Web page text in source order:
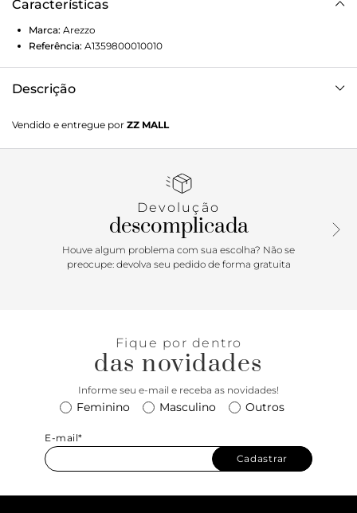
Características
Marca: Arezzo
Referência: A1359800010010
Descrição
prata e em forma de ampulheta. Traz formato quadrado na
ponta e tira com textura sobre os dedos. Fechada no
metálica lateral. Com palmilha bege e inscrição do nome
Vendido e entregue por ZZ MALL
Devolução
descomplicada
Houve algum problema com sua escolha? Não se
preocupe: devolva seu pedido de forma gratuita
Fique por dentro
das novidades
Informe seu e-mail e receba as novidades!
Feminino Masculino Outros
E-mail*
Cadastrar